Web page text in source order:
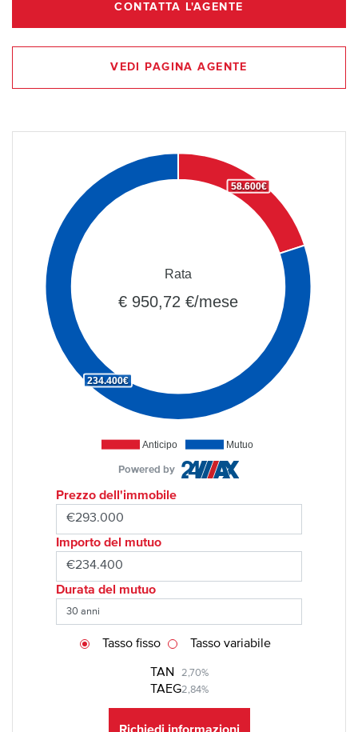
CONTATTA L'AGENTE
VEDI PAGINA AGENTE
Anticipo Mutuo
58.600€
234.400€
Rata
€ 950,72 €/mese
Powered by
Prezzo dell'immobile
Importo del mutuo
Durata del mutuo
TAN 2,70%
TAEG2,84%
Tasso fisso Tasso variabile
Richiedi informazioni